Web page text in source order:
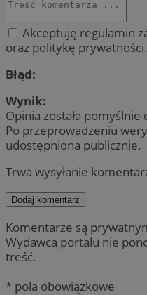
Akceptuję regulamin
oraz politykę prywatności.
Błąd:
Wynik:
Opinia została pomyślnie
Po przeprowadzeniu
udostępniona publicznie.
Trwa wysyłanie
Dodaj komentarz
Komentarze są
Wydawca portalu nie
treść.
* pola obowiązkowe